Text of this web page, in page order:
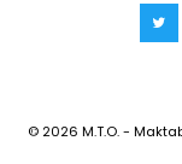
© 2026 M.T.O. -